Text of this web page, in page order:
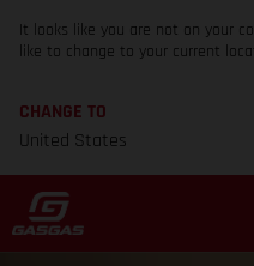
It looks like you are not on your
like to change to your current
CHANGE TO
United States